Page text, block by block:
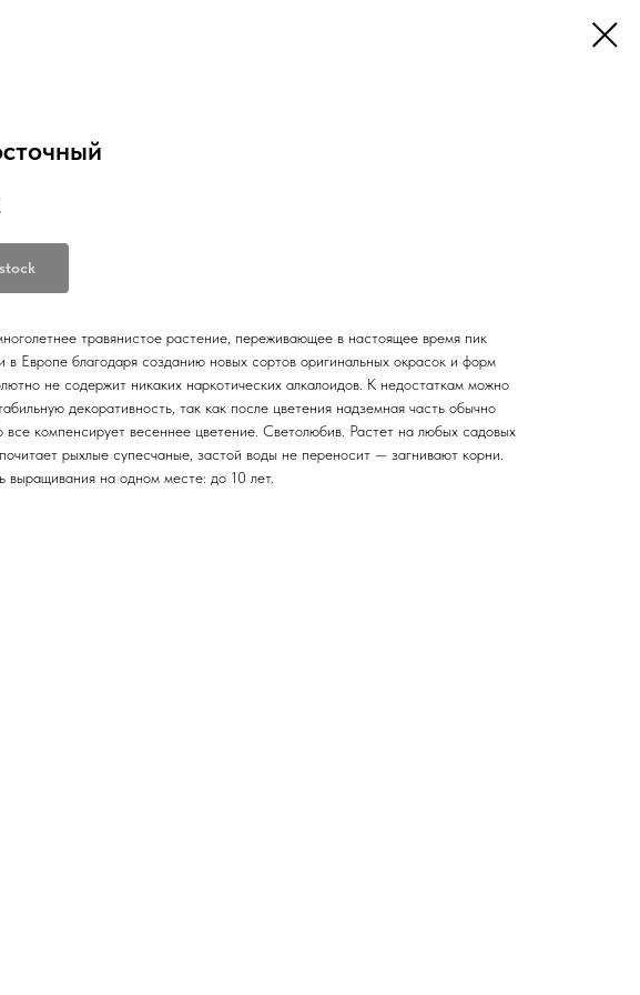
травянистое растение, переживающее в настоящее время пик
в Европе благодаря созданию новых сортов оригинальных окрасок и форм
не содержит никаких наркотических алкалоидов. К недостаткам можно
декоративность, так как после цветения надземная часть обычно
все компенсирует весеннее цветение. Светолюбив. Растет на любых садовых
рыхлые супесчаные, застой воды не переносит — загнивают корни.
выращивания на одном месте: до 10 лет.